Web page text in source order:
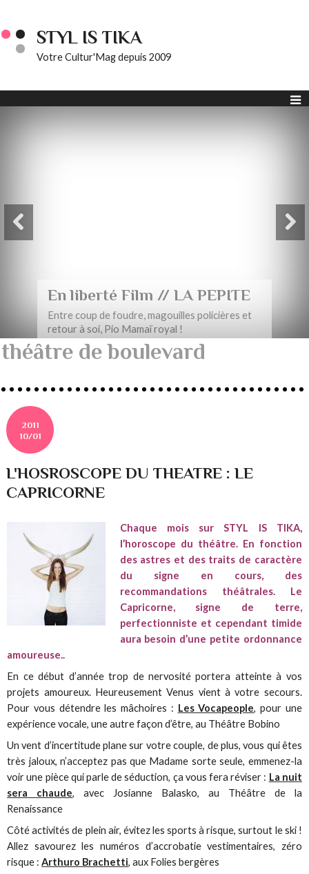
STYL IS TIKA
Votre Cultur'Mag depuis 2009
En liberté Film // LA PEPITE
Entre coup de foudre, magouilles policières et
retour à soi, Pio Mamaï royal !
théâtre de boulevard
2011
10/01
L'HOSROSCOPE DU THEATRE : LE
CAPRICORNE
Chaque mois sur STYL IS TIKA,
l’horoscope du théâtre. En fonction
des astres et des traits de caractère
du signe en cours, des
recommandations théâtrales. Le
Capricorne, signe de terre,
perfectionniste et cependant timide
aura besoin d’une petite ordonnance
amoureuse..
En ce début d’année trop de nervosité portera atteinte à vos
projets amoureux. Heureusement Venus vient à votre secours.
Pour vous détendre les mâchoires : Les Vocapeople, pour une
expérience vocale, une autre façon d’être, au Théâtre Bobino
Un vent d’incertitude plane sur votre couple, de plus, vous qui êtes
très jaloux, n’acceptez pas que Madame sorte seule, emmenez-la
voir une pièce qui parle de séduction, ça vous fera réviser : La nuit
sera chaude, avec Josianne Balasko, au Théâtre de la
Renaissance
Côté activités de plein air, évitez les sports à risque, surtout le ski !
Allez savourez les numéros d’accrobatie vestimentaires, zéro
risque :Arthuro Brachetti, aux Folies bergères